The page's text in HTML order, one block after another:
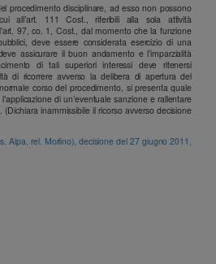
procedimento disciplinare, ad esso non possono
all’art. 111 Cost., riferibili alla sola attività
97, co. 1, Cost., dal momento che la funzione
deve essere considerata esercizio di una
assicurare il buon andamento e l’imparzialità
di tali superiori interessi deve ritenersi
di ricorrere avverso la delibera di apertura del
corso del procedimento, si presenta quale
di un’eventuale sanzione e rallentare
(Dichiara inammissibile il ricorso avverso decisione
Alpa, rel. Morlino), decisione del 27 giugno 2011,